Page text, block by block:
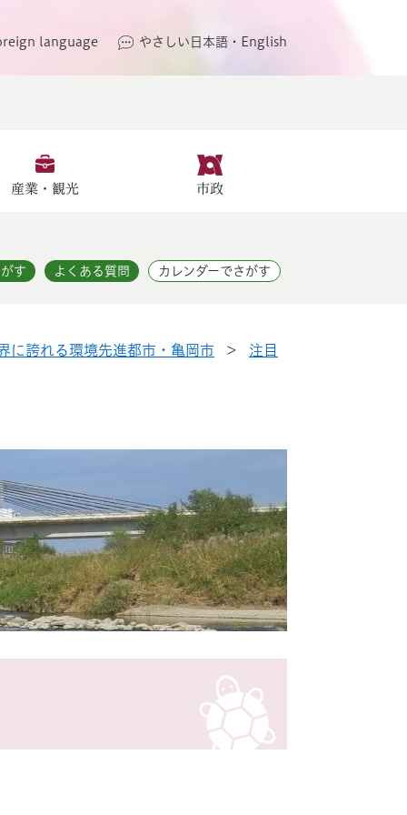
language やさしい日本語・English
産業・観光 市政
す よくある質問 カレンダーでさがす
に誇れる環境先進都市・亀岡市 > 注目